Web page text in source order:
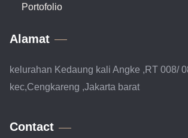
Portofolio
Alamat
kelurahan Kedaung kali Angke ,RT 008/
kec,Cengkareng ,Jakarta barat
Contact